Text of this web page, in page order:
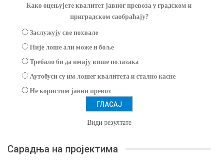
Како оцењујете квалитет јавног превоза у градском и
приградском саобраћају?
Заслужују све похвале
Није лоше али може и боље
Требало би да имају више полазака
Аутобуси су им лошег квалитета и стално касне
Не користим јавни превоз
Види резултате
Сарадња на пројектима